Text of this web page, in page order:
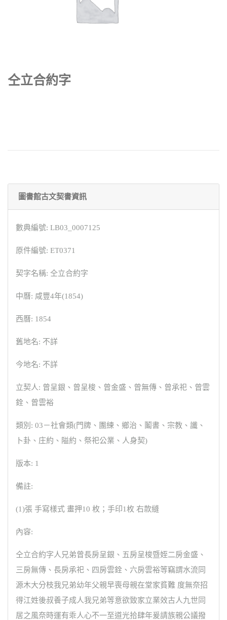
仝立合約字
圖書館古文契書資訊
數典編號: LB03_0007125
原件編號: ET0371
契字名稱: 仝立合約字
中曆: 咸豐4年(1854)
西曆: 1854
舊地名: 不詳
今地名: 不詳
立契人: 曾呈銀、曾呈梭、曾金盛、曾無傳、曾承祀、曾雲
銓、曾雲裕
類別: 03－社會類(門牌、團練、鄉治、鬮書、宗教、讖、
卜卦、庄約、隘約、祭祀公業、人身契)
版本: 1
備註:
(1)張 手寫樣式 畫押10 枚；手印1枚 右款縫
內容:
仝立合約字人兄弟曾長房呈銀、五房呈梭暨姪二房金盛、
三房無傳、長房承祀、四房雲銓、六房雲裕等竊謂水流同
源木大分枝我兄弟幼年父親早喪母親在堂家貧難 度無奈招
得江姓後叔養子成人我兄弟等意欲致家立業效古人九世同
居之風奈時運有乖人心不一至道光拾肆年爰請族親公議撥